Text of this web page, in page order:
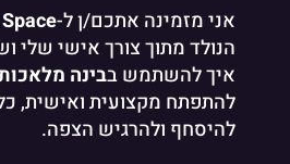
אני מזמינה אתכם/ן ל-
הנולד מתוך צורך אישי שלי
איך להשתמש בבינה
להתפתח מקצועית ואישית,
להיסחף ולהרגיש הצפה.